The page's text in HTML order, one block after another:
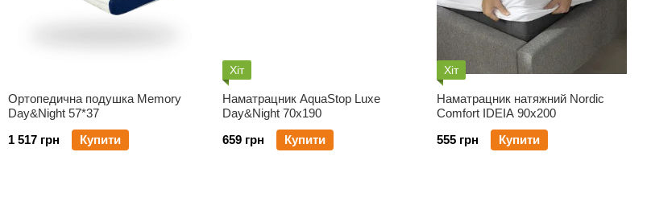
Ортопедична подушка Memory
Day&Night 57*37
1 517 грн
Купити
Хіт
Наматрацник AquaStop Luxe
Day&Night 70х190
659 грн
Купити
Хіт
Наматрацник натяжний Nordic
Comfort IDEIA 90х200
555 грн
Купити